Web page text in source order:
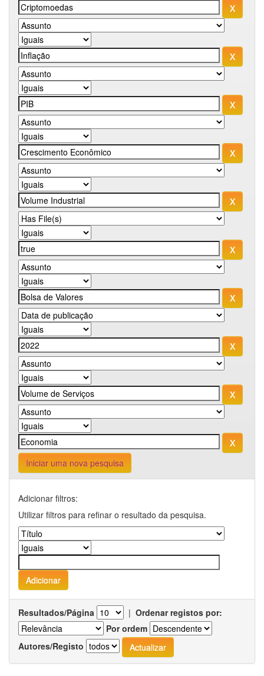
Iniciar uma nova pesquisa
Adicionar filtros:
Utilizar filtros para refinar o resultado da pesquisa.
Resultados/Página | Ordenar registos por:
Por ordem
Autores/Registo